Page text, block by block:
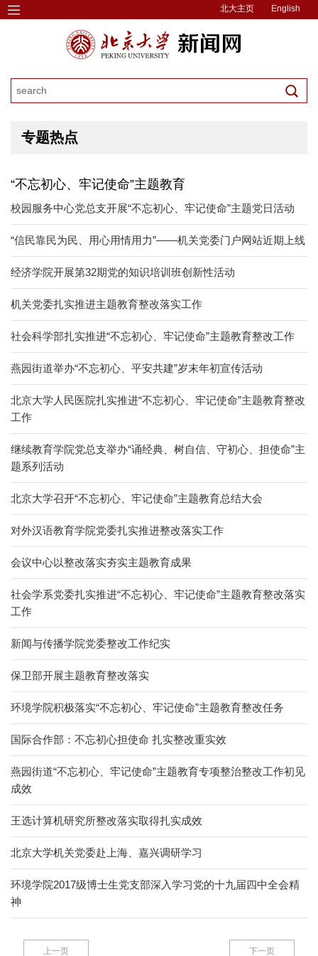
北大主页 English
专题热点
“不忘初心、牢记使命”主题教育
校园服务中心党总支开展“不忘初心、牢记使命”主题党日活动
“信民靠民为民、用心用情用力”——机关党委门户网站近期上线
​经济学院开展第32期党的知识培训班创新性活动
机关党委扎实推进主题教育整改落实工作
社会科学部扎实推进“不忘初心、牢记使命”主题教育整改工作
燕园街道举办“不忘初心、平安共建”岁末年初宣传活动
北京大学人民医院扎实推进“不忘初心、牢记使命”主题教育整改
工作
继续教育学院党总支举办“诵经典、树自信、守初心、担使命”主
题系列活动
北京大学召开“不忘初心、牢记使命”主题教育总结大会
对外汉语教育学院党委扎实推进整改落实工作
会议中心以整改落实夯实主题教育成果
社会学系党委扎实推进“不忘初心、牢记使命”主题教育整改落实
工作
新闻与传播学院党委整改工作纪实
保卫部开展主题教育整改落实
环境学院积极落实“不忘初心、牢记使命”主题教育整改任务
国际合作部：不忘初心担使命 扎实整改重实效
燕园街道“不忘初心、牢记使命”主题教育专项整治整改工作初见
成效
王选计算机研究所整改落实取得扎实成效
北京大学机关党委赴上海、嘉兴调研学习
环境学院2017级博士生党支部深入学习党的十九届四中全会精
神
上一页 下一页